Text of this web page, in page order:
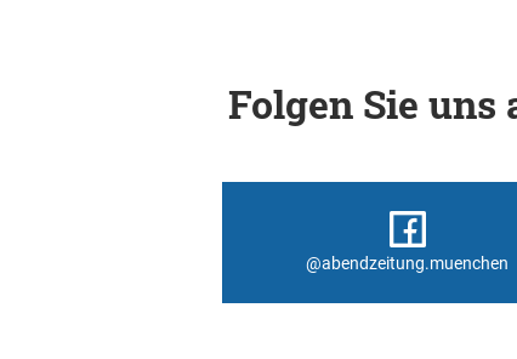
Folgen Sie uns
@abendzeitung.muenchen